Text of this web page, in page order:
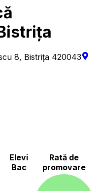
8, Bistrița 420043
Elevi
Bac
Rată de
promovare